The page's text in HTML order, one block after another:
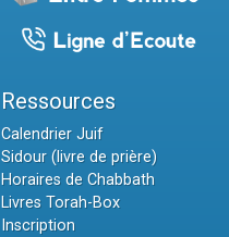
Ressources
Calendrier Juif
Sidour (livre de prière)
Horaires de Chabbath
Livres Torah-Box
Inscription